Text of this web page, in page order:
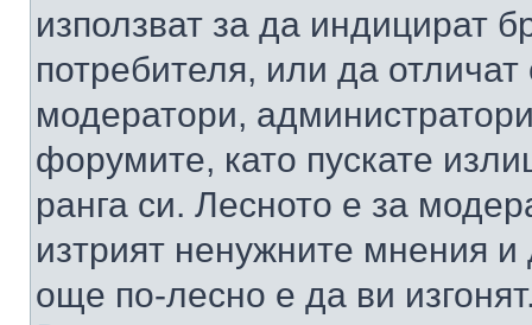
използват за да индицират
потребителя, или да
модератори,
форумите, като пускате
ранга си. Лесното е за
изтрият ненужните мнения
още по-лесно е да ви